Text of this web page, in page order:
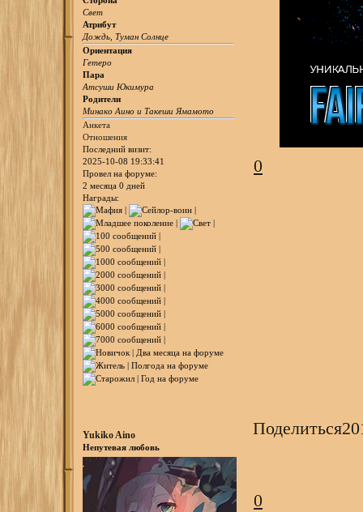
Свет
Атрибут
Дождь, Туман Солнце
Ориентация
Гетеро
Пара
Атсуши Юкимура
Родители
Минако Аино и Такеши Ямамото
Анкета
Отношения
Последний визит:
2025-10-08 19:33:41
Провел на форуме:
2 месяца 0 дней
Награды:
0
Поделиться
Yukiko Aino
Непутевая любовь
0